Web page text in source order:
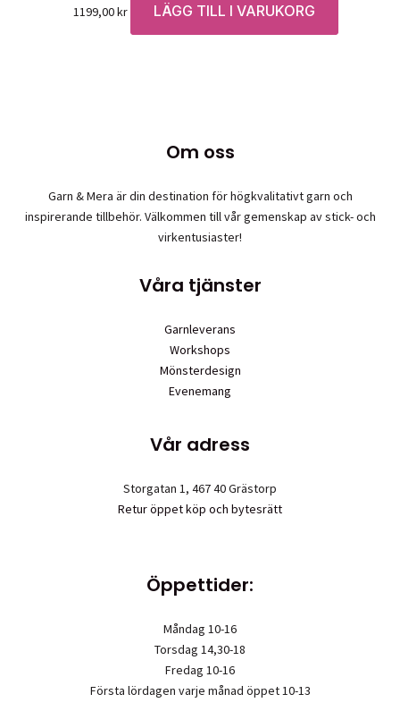
1199,00kr LÄGG TILL I VARUKORG
Om oss
Garn & Mera är din destination för högkvalitativt garn och
inspirerande tillbehör. Välkommen till vår gemenskap av stick- och
virkentusiaster!
Våra tjänster
Garnleverans
Workshops
Mönsterdesign
Evenemang
Vår adress
Storgatan 1, 467 40 Grästorp
Retur öppet köp och bytesrätt
Öppettider:
Måndag 10-16
Torsdag 14,30-18
Fredag 10-16
Första lördagen varje månad öppet 10-13